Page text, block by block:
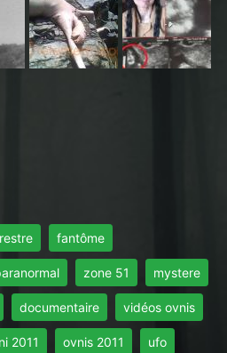
fantôme
zone 51 mystere
documentaire vidéos ovnis
2011 ovnis 2011 ufo